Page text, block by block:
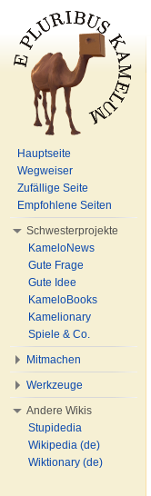
Hauptseite
Wegweiser
Zufällige Seite
Empfohlene Seiten
Schwesterprojekte
KameloNews
Gute Frage
Gute Idee
KameloBooks
Kamelionary
Spiele & Co.
Mitmachen
Werkzeuge
Andere Wikis
Stupidedia
Wikipedia (de)
Wiktionary (de)